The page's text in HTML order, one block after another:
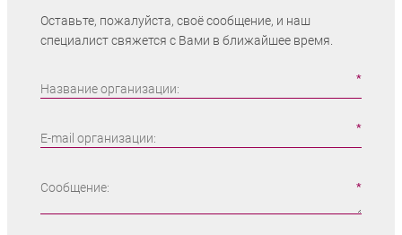
Оставьте, пожалуйста, своё сообщение, и наш
специалист свяжется с Вами в ближайшее время.
Название организации:
E-mail организации:
Сообщение: